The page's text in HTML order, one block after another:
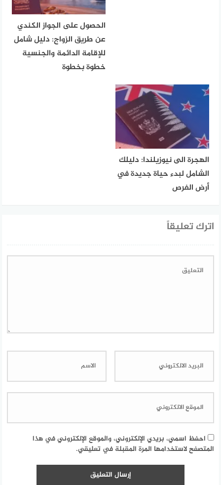
الحصول على الجواز الكندي
عن طريق الزواج: دليل شامل
للإقامة الدائمة والجنسية
خطوة بخطوة
الهجرة الى نيوزيلندا: دليلك
الشامل لبدء حياة جديدة في
أرض الفرص
اترك تعليقاً
احفظ اسمي، بريدي الإلكتروني، والموقع الإلكتروني في هذا
المتصفح لاستخدامها المرة المقبلة في تعليقي.